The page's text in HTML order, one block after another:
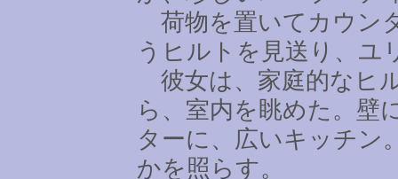
荷物を置いてカウン
うヒルトを見送り、ユ
彼女は、家庭的なヒ
ら、室内を眺めた。壁
ターに、広いキッチン
かを照らす。